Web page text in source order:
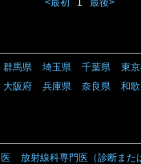
<最初 1 最後>
群馬県 埼玉県 千葉県 東
大阪府
兵庫県 奈良県 和
放射線科専門医（診断また